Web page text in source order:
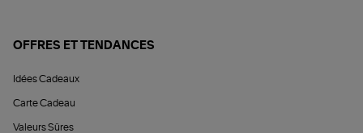
OFFRES ET TENDANCES
Idées Cadeaux
Carte Cadeau
Valeurs Sûres